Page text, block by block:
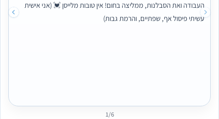
העבודה ואת הסבלנות, ממליצה בחום! אין טובות מלייסן 💓 (אני אישית
עשיתי פיסול אף, שפתיים, והרמת גבות)
1/6